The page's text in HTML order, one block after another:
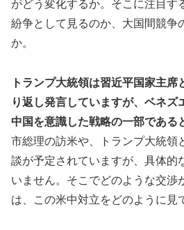
がどう変化するか。そこに注目す
紛争として見るのか、大国間競争
か。
トランプ大統領は習近平国家主
り返し発言していますが、ベネズ
中国を意識した戦略の一部である
市総理の訪米や、トランプ大統領
談が予定されていますが、具体的
いません。そこでどのような交渉
は、この米中対立をどのように見